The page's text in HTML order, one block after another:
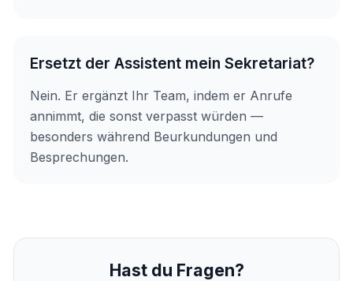
Ersetzt der Assistent mein Sekretariat?
Nein. Er ergänzt Ihr Team, indem er Anrufe
annimmt, die sonst verpasst würden —
besonders während Beurkundungen und
Besprechungen.
Hast du Fragen?